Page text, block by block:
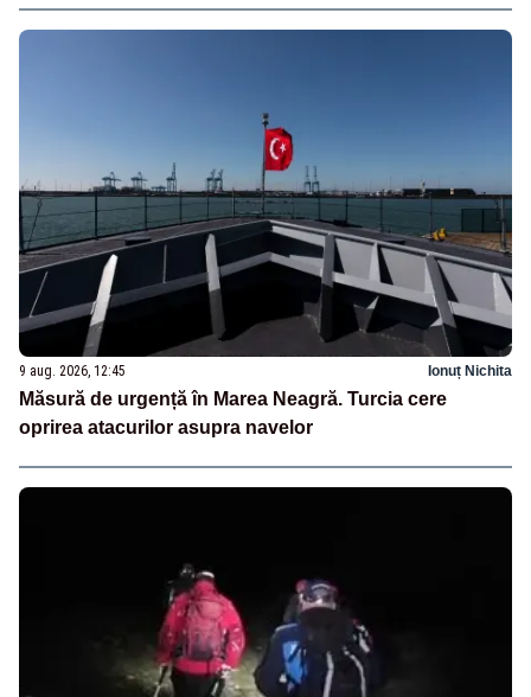
9 aug. 2026, 12:45 Ionuț Nichita
Măsură de urgență în Marea Neagră. Turcia cere
oprirea atacurilor asupra navelor